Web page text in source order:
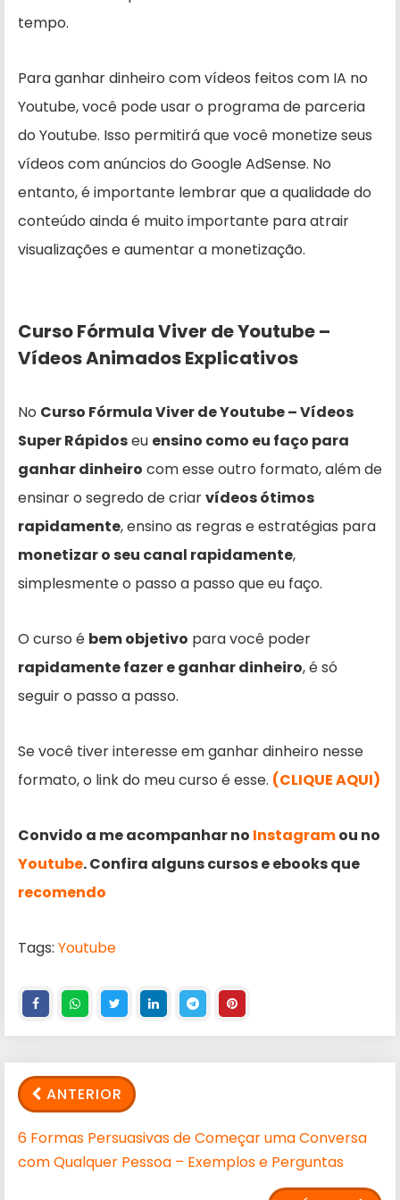
tempo.
Para ganhar dinheiro com vídeos feitos com IA no
Youtube, você pode usar o programa de parceria
do Youtube. Isso permitirá que você monetize seus
vídeos com anúncios do Google AdSense. No
entanto, é importante lembrar que a qualidade do
conteúdo ainda é muito importante para atrair
visualizações e aumentar a monetização.
Curso Fórmula Viver de Youtube –
Vídeos Animados Explicativos
No Curso Fórmula Viver de Youtube – Vídeos
Super Rápidoseu ensino como eu faço para
ganhar dinheiro com esse outro formato, além de
ensinar o segredo de criarvídeos ótimos
rapidamente, ensino as regras e estratégias para
monetizar o seu canal rapidamente,
simplesmente o passo a passo que eu faço.
O curso é bem objetivo para você poder
rapidamente fazer e ganhar dinheiro, é só
seguir o passo a passo.
Se você tiver interesse em ganhar dinheiro nesse
formato, o link do meu curso é esse. (CLIQUE AQUI)
Convido a me acompanhar no Instagramou no
Youtube. Confira alguns cursos e ebooks que
recomendo
Tags: Youtube
ANTERIOR
6 Formas Persuasivas de Começar uma Conversa
com Qualquer Pessoa – Exemplos e Perguntas